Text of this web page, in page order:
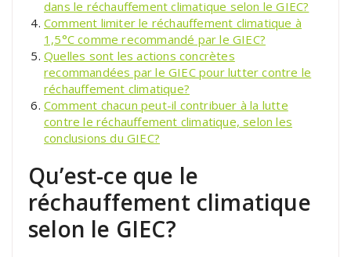
dans le réchauffement climatique selon le GIEC?
Comment limiter le réchauffement climatique à
1,5°C comme recommandé par le GIEC?
Quelles sont les actions concrètes
recommandées par le GIEC pour lutter contre le
réchauffement climatique?
Comment chacun peut-il contribuer à la lutte
contre le réchauffement climatique, selon les
conclusions du GIEC?
Qu’est-ce que le
réchauffement climatique
selon le GIEC?